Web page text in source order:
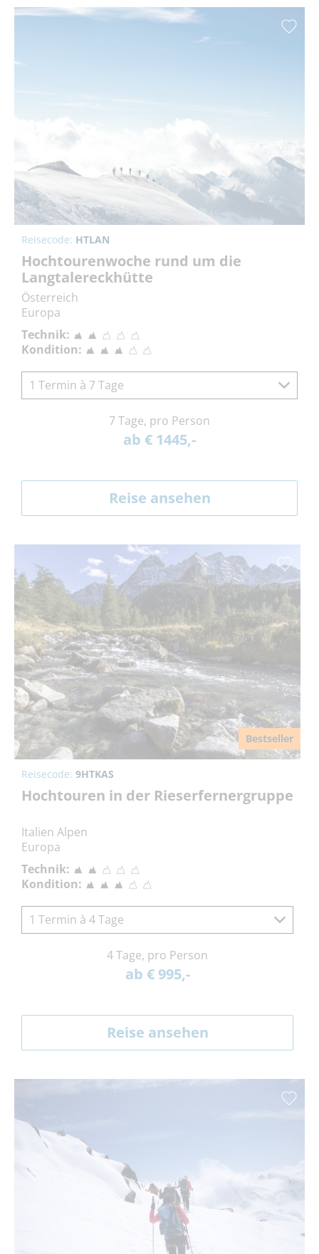
Reisecode: HTLAN
Hochtourenwoche rund um die
Langtalereckhütte
Österreich
Europa
Technik:
Kondition:
1 Termin à 7 Tage
7 Tage, pro Person
ab € 1445,-
Reise ansehen
Bestseller
Reisecode: 9HTKAS
Hochtouren in der Rieserfernergruppe
Italien Alpen
Europa
Technik:
Kondition:
1 Termin à 4 Tage
4 Tage, pro Person
ab € 995,-
Reise ansehen